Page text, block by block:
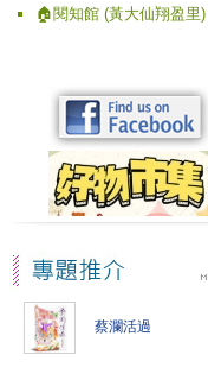
🏠閱知館 (黃大仙翔盈里)
蔡瀾活過